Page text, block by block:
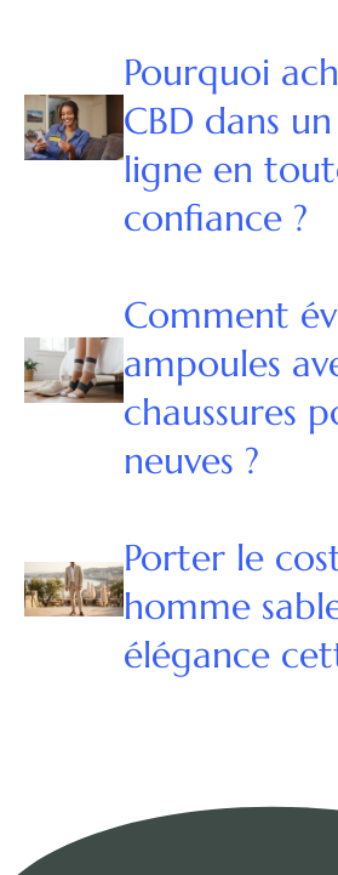
Pourquoi
CBD dans
ligne en
confiance ?
Comment
ampoules
chaussures
neuves ?
Porter le
homme
élégance